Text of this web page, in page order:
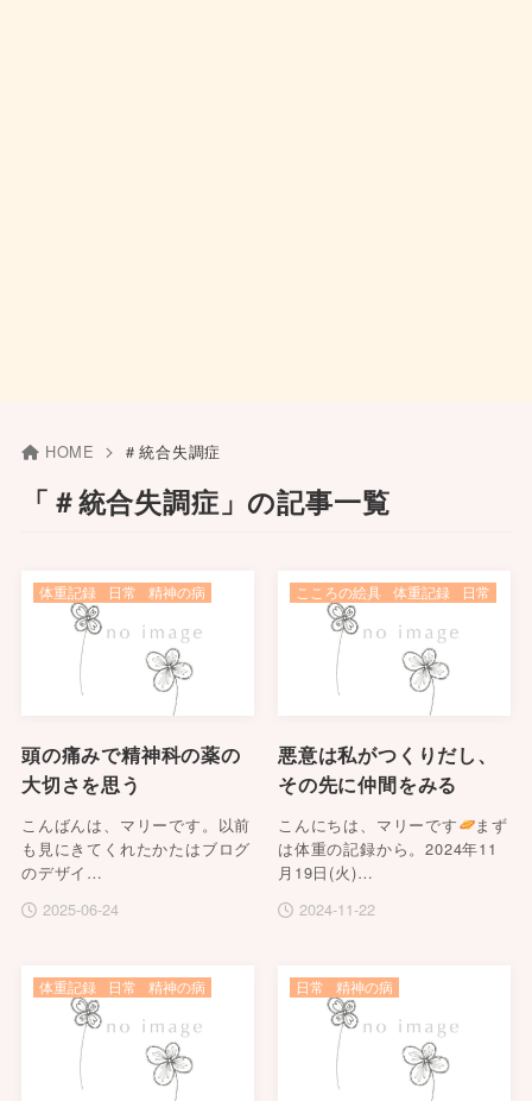
HOME ＃統合失調症
「＃統合失調症」の記事一覧
頭の痛みで精神科の薬の
大切さを思う
こんばんは、マリーです。以前
も見にきてくれたかたはブログ
のデザイ…
2025-06-24
体重記録 日常 精神の病
悪意は私がつくりだし、
その先に仲間をみる
こんにちは、マリーです
まず
は体重の記録から。2024年11
月19日(火)…
2024-11-22
こころの絵具 体重記録 日常
体重記録 日常 精神の病 日常 精神の病